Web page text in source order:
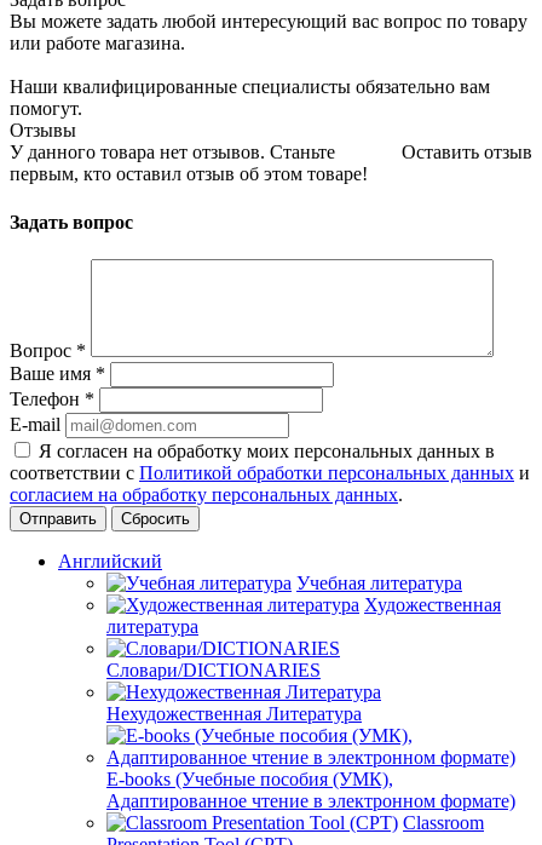
Вы можете задать любой интересующий вас вопрос по товару
или работе магазина.
Наши квалифицированные специалисты обязательно вам
помогут.
Отзывы
Оставить отзыв
У данного товара нет отзывов. Станьте
первым, кто оставил отзыв об этом товаре!
Задать вопрос
Вопрос *
Ваше имя *
Телефон *
E-mail
Я согласен на обработку моих персональных данных в
соответствии с Политикой обработки персональных данных и
согласием на обработку персональных данных.
Сбросить
Английский
Учебная литература
Художественная
литература
Словари/DICTIONARIES
Нехудожественная Литература
E-books (Учебные пособия (УМК),
Адаптированное чтение в электронном формате)
Classroom